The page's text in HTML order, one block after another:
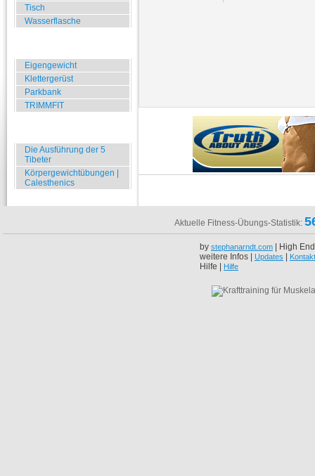
Tisch
Wasserflasche
Eigengewicht
Klettergerüst
Parkbank
TRIMMFIT
Die Ausführung der 5
Tibeter
Körpergewichtübungen |
Calesthenics
Aktuelle Fitness-Übungs-Statistik:
by stephanarndt.com | High
weitere Infos | Updates Kontakt
Hilfe | Hilfe